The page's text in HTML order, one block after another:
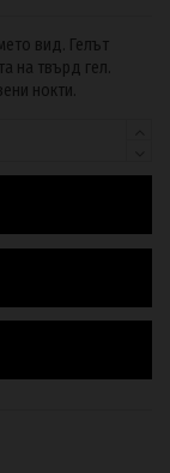
вид. Гелът
на твърд гел.
нокти.